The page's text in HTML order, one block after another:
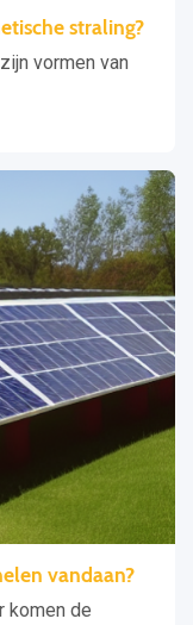
straling?
vormen van
vandaan?
komen de